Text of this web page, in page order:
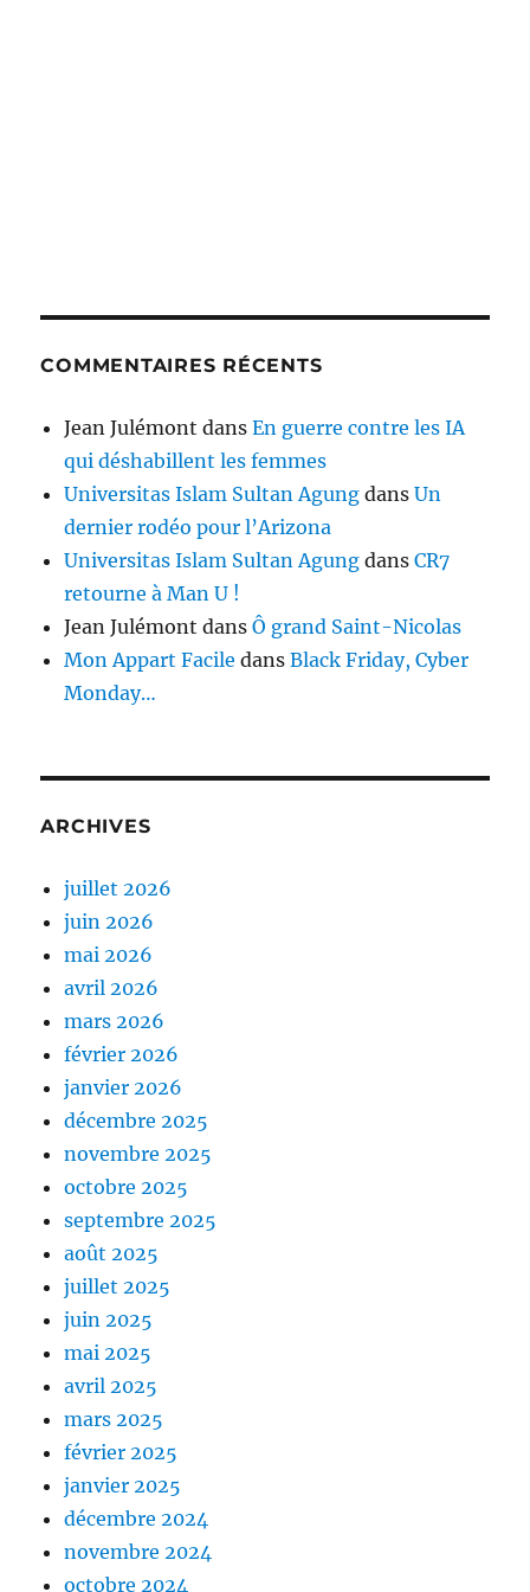
COMMENTAIRES RÉCENTS
Jean Julémont dansEn guerre contre les IA
qui déshabillent les femmes
Universitas Islam Sultan Agung dansUn
dernier rodéo pour l’Arizona
Universitas Islam Sultan Agung dansCR7
retourne à Man U !
Jean Julémont dansÔ grand Saint-Nicolas
Mon Appart Facile dansBlack Friday, Cyber
Monday…
ARCHIVES
juillet 2026
juin 2026
mai 2026
avril 2026
mars 2026
février 2026
janvier 2026
décembre 2025
novembre 2025
octobre 2025
septembre 2025
août 2025
juillet 2025
juin 2025
mai 2025
avril 2025
mars 2025
février 2025
janvier 2025
décembre 2024
novembre 2024
octobre 2024